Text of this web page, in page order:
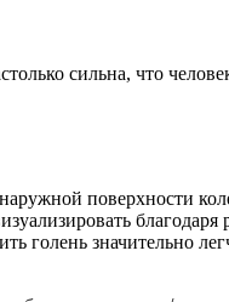
сильна, что
поверхности
значительно